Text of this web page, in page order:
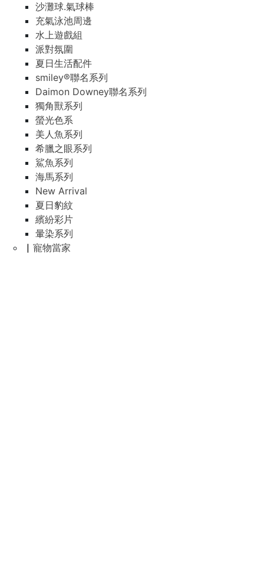
沙灘球.氣球棒
充氣泳池周邊
水上遊戲組
派對氛圍
夏日生活配件
smiley®聯名系列
Daimon Downey聯名系列
獨角獸系列
螢光色系
美人魚系列
希臘之眼系列
鯊魚系列
海馬系列
New Arrival
夏日豹紋
繽紛彩片
暈染系列
▏寵物當家